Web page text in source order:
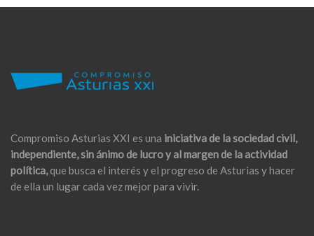
Compromiso Asturias XXI es una iniciativa de la sociedad civil,
independiente, sin ánimo de lucro y al margen de la actividad
política,que busca el interés y el progreso de Asturias y hacer
de ella un lugar cada vez mejor para vivir.